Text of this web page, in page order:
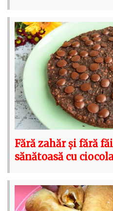
Fără zahăr și fără
sănătoasă cu